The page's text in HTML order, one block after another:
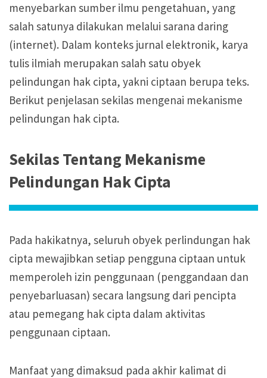
menyebarkan sumber ilmu pengetahuan, yang
salah satunya dilakukan melalui sarana daring
(internet). Dalam konteks jurnal elektronik, karya
tulis ilmiah merupakan salah satu obyek
pelindungan hak cipta, yakni ciptaan berupa teks.
Berikut penjelasan sekilas mengenai mekanisme
pelindungan hak cipta.
Sekilas Tentang Mekanisme
Pelindungan Hak Cipta
Pada hakikatnya, seluruh obyek perlindungan hak
cipta mewajibkan setiap pengguna ciptaan untuk
memperoleh izin penggunaan (penggandaan dan
penyebarluasan) secara langsung dari pencipta
atau pemegang hak cipta dalam aktivitas
penggunaan ciptaan.
Manfaat yang dimaksud pada akhir kalimat di